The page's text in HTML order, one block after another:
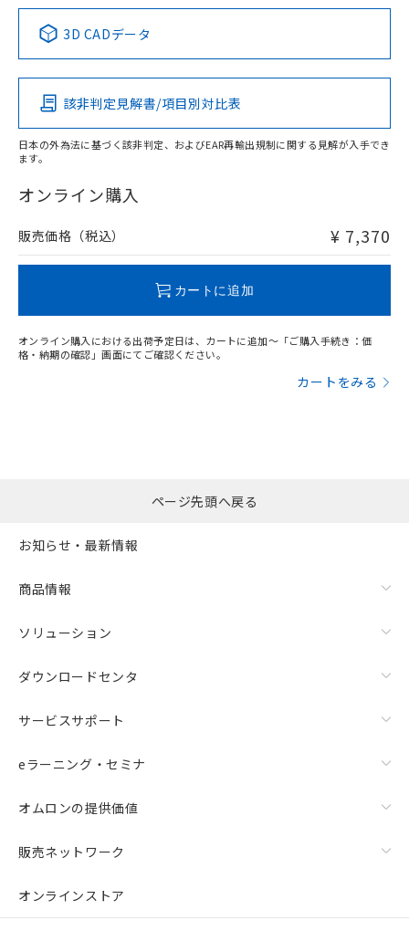
Pb Hg Cd Cr(VI)
O
在庫等で未対応品が混在する可能性があります。
問い合わせください。
この製品の規格認証/適合状況ページへ
その他の認証はこちらのページからご検索ください
3D CADデータ
該非判定見解書/項目別対比表
日本の外為法に基づく該非判定、およびEAR再輸出規制に関する見解が入手でき
ます。
オンライン購入
販売価格（税込） ¥ 7,370
カートに追加
オンライン購入における出荷予定日は、カートに追加～「ご購入手続き：価
格・納期の確認」画面にてご確認ください。
カートをみる
ページ先頭へ戻る
お知らせ・最新情報
商品情報
ソリューション
ダウンロードセンタ
サービスサポート
eラーニング・セミナ
オムロンの提供価値
販売ネットワーク
オンラインストア